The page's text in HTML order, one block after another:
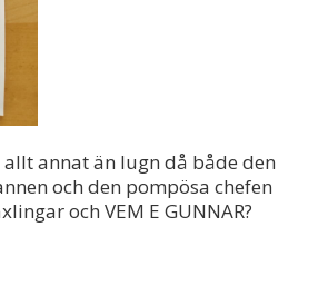
annat än lugn då både den
och den pompösa chefen
och VEM E GUNNAR?